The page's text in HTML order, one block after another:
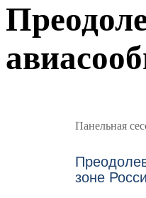
Панельная
зоне